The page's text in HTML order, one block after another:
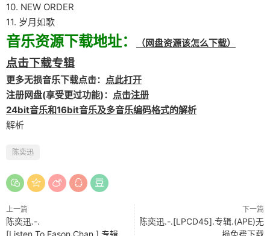
10. NEW ORDER
11. 岁月如歌
音乐资源下载地址： （网盘资源该怎么下载）
点击下载专辑
更多无损音乐下载点击： 点此打开
注册网盘(享受更过功能)： 点击注册
24bit音乐和16bit音乐及多音乐编码格式的解析
解析
陈奕迅
上一篇
陈奕迅.-.
[Listen.To.Eason.Chan.].专辑.
下一篇
陈奕迅.-.[LPCD45].专辑.(APE)无
损免费下载